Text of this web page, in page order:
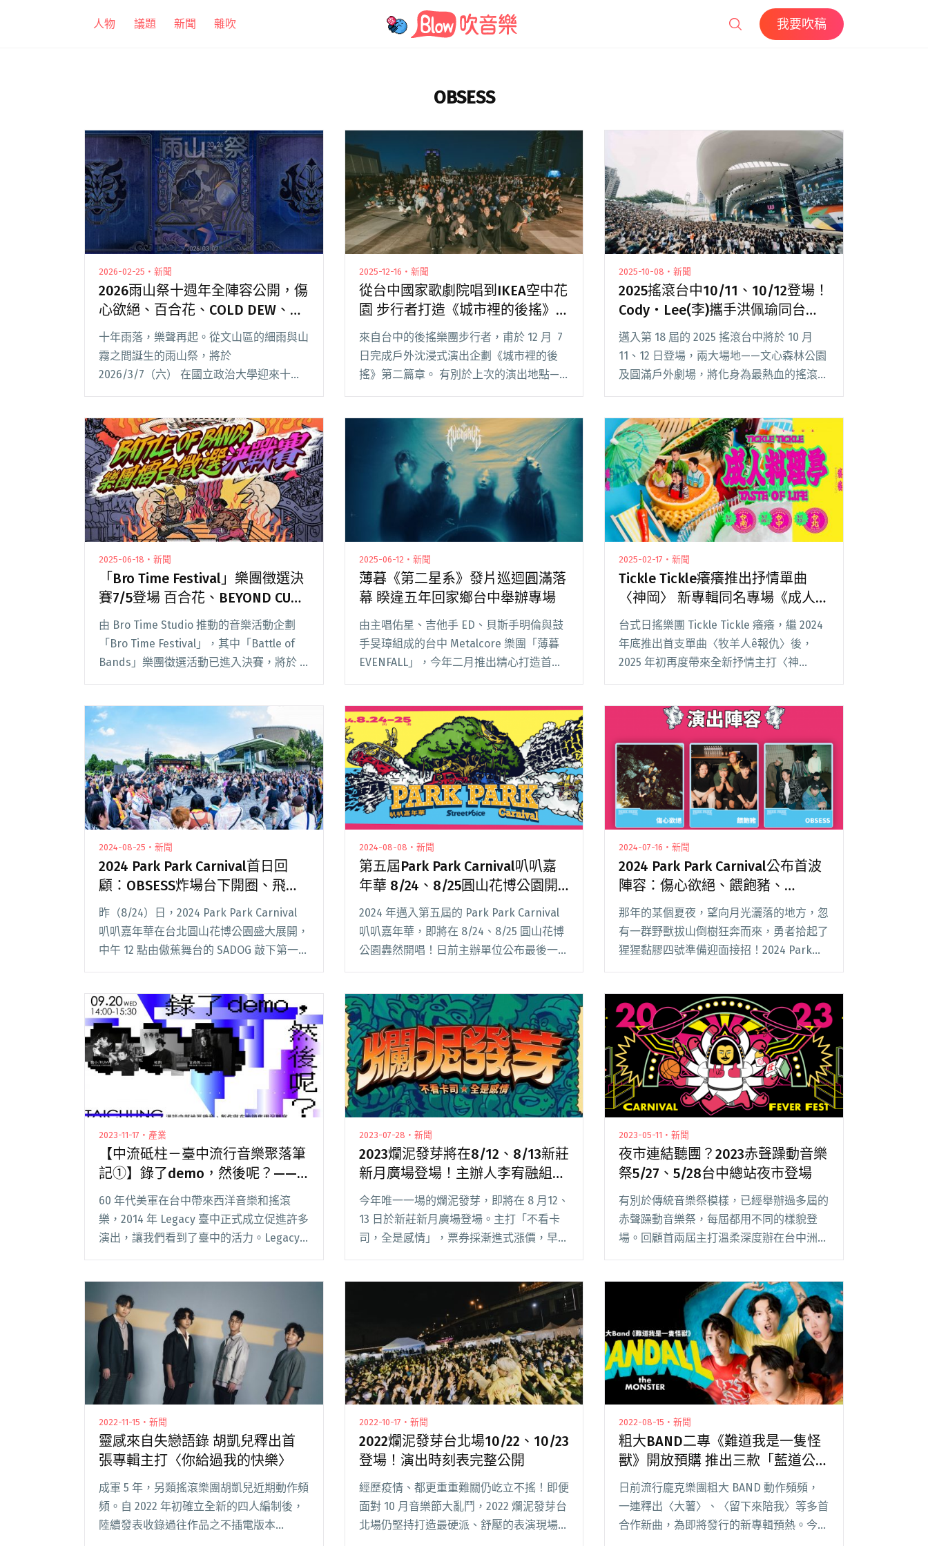
人物 議題 新聞 雜吹 我要吹稿
OBSESS
2026-02-25・新聞
2026雨山祭十週年全陣容公開，傷
心欲絕、百合花、COLD DEW、
That’s My Shhh等12組演出邀請樂
迷重返文山
十年雨落，樂聲再起。從文山區的細雨與山
霧之間誕生的雨山祭，將於
2026/3/7（六） 在國立政治大學迎來十週
年。本屆持續以「讓音樂曬乾雨季」為主
痴等 12 組獨立音樂代表性樂團及創作者，
並同步宣布新增閱讀全文 "2026雨山祭十週
年全陣容公開，傷心欲絕、百合花、COLD
DEW、That’s My Shhh等12組演出邀請樂
迷重返文山"
2025-12-16・新聞
從台中國家歌劇院唱到IKEA空中花
園 步行者打造《城市裡的後搖》
沉浸式專場
來自台中的後搖樂團步行者，甫於 12 月 7
日完成戶外沈浸式演出企劃《城市裡的後
搖》第二篇章。 有別於上次的演出地點——
臺中國家歌劇院，這次選在同樣作為台中重
中花園，希望透過自身音樂創作及環境佈閱
讀全文 "從台中國家歌劇院唱到IKEA空中花
園 步行者打造《城市裡的後搖》沉浸式專
2025-10-08・新聞
2025搖滾台中10/11、10/12登場！
Cody・Lee(李)攜手洪佩瑜同台共
演
邁入第 18 屆的 2025 搖滾台中將於 10 月
11、12 日登場，兩大場地——文心森林公園
及圓滿戶外劇場，將化身為最熱血的搖滾現
場。今年卡司全面公開，超過 50 組國內外
全程免費入場。 陣容包含閱讀全文 "2025搖
滾台中10/11、10/12登場！Cody・Lee(李)
攜手洪佩瑜同台共演"
2025-06-18・新聞
「Bro Time Festival」樂團徵選決
賽7/5登場 百合花、BEYOND CURE
擔任演出嘉賓
由 Bro Time Studio 推動的音樂活動企劃
「Bro Time Festival」，其中「Battle of
Bands」樂團徵選活動已進入決賽，將於 7
"「Bro Time Festival」樂團徵選決賽7/5登
場 百合花、BEYOND CURE擔任演出嘉賓"
2025-06-12・新聞
薄暮《第二星系》發片巡迴圓滿落
幕 睽違五年回家鄉台中舉辦專場
由主唱佑星、吉他手 ED、貝斯手明倫與鼓
手旻璋組成的台中 Metalcore 樂團「薄暮
EVENFALL」，今年二月推出精心打造首張
雲層，每一段旋律皆宛如電影畫面閱讀全文
"薄暮《第二星系》發片巡迴圓滿落幕 睽違
五年回家鄉台中舉辦專場"
2025-02-17・新聞
Tickle Tickle癢癢推出抒情單曲
〈神岡〉 新專輯同名專場《成人
料理亭》將於三月開跑
台式日搖樂團 Tickle Tickle 癢癢，繼 2024
年底推出首支單曲〈牧羊人ê報仇〉後，
2025 年初再度帶來全新抒情主打〈神
以濃厚的思鄉情懷，呼應農曆年閱讀全文
新專輯同名專場《成人料理亭》將於三月開
跑"
2024-08-25・新聞
2024 Park Park Carnival首日回
顧：OBSESS炸場台下開圈、飛機
降落聲替Gummy B開場
昨（8/24）日，2024 Park Park Carnival
叭叭嘉年華在台北圓山花博公園盛大展開，
中午 12 點由傲蕉舞台的 SADOG 敲下第一
2 閱讀全文 "2024 Park Park Carnival首日
回顧：OBSESS炸場台下開圈、飛機降落聲
替Gummy B開場"
2024-08-08・新聞
第五屆Park Park Carnival叭叭嘉
年華 8/24、8/25圓山花博公園開
唱！完整陣容、場域圖全公開
2024 年邁入第五屆的 Park Park Carnival
叭叭嘉年華，即將在 8/24、8/25 圓山花博
公園轟然開唱！日前主辦單位公布最後一波
等樂閱讀全文 "第五屆Park Park Carnival
叭叭嘉年華 8/24、8/25圓山花博公園開
唱！完整陣容、場域圖全公開"
2024-07-16・新聞
2024 Park Park Carnival公布首波
陣容：傷心欲絕、餵飽豬、
OBSESS 演出徵選延長至7/17
那年的某個夏夜，望向月光灑落的地方，忽
有一群野獸拔山倒樹狂奔而來，勇者拾起了
猩猩黏膠四號準備迎面接招！2024 Park
今日（7/15）公閱讀全文 "2024 Park Park
Carnival公布首波陣容：傷心欲絕、餵飽
豬、OBSESS 演出徵選延長至7/17"
2023-11-17・產業
【中流砥柱－臺中流行音樂聚落筆
記①】錄了demo，然後呢？——
漫談中部地區錄音、製作與在地銷
售現況觀察
60 年代美軍在台中帶來西洋音樂和搖滾
樂，2014 年 Legacy 臺中正式成立促進許多
演出，讓我們看到了臺中的活力。Legacy
音樂人對談＆觀眾們的交流，有更閱讀全文
"【中流砥柱－臺中流行音樂聚落筆記①】
錄了demo，然後呢？——漫談中部地區錄
音、製作與在地銷售現況觀察"
2023-07-28・新聞
2023爛泥發芽將在8/12、8/13新莊
新月廣場登場！主辦人李宥融組真
誠蝦店參戰
今年唯一一場的爛泥發芽，即將在 8 月12、
13 日於新莊新月廣場登場。主打「不看卡
司，全是感情」，票券採漸進式漲價，早買
場，地處邊緣、體制外，可以看見大批聽團
仔聚集閱讀全文 "2023爛泥發芽將在8/12、
8/13新莊新月廣場登場！主辦人李宥融組真
誠蝦店參戰"
2023-05-11・新聞
夜市連結聽團？2023赤聲躁動音樂
祭5/27、5/28台中總站夜市登場
有別於傳統音樂祭模樣，已經舉辦過多屆的
赤聲躁動音樂祭，每屆都用不同的樣貌登
場。回顧首兩屆主打溫柔深度辦在台中洲際
LEGACY。 結果今年更是打開腦洞，4 月份
釋出閱讀全文 "夜市連結聽團？2023赤聲躁
動音樂祭5/27、5/28台中總站夜市登場"
2022-11-15・新聞
靈感來自失戀語錄 胡凱兒釋出首
張專輯主打〈你給過我的快樂〉
成軍 5 年，另類搖滾樂團胡凱兒近期動作頻
頻。自 2022 年初確立全新的四人編制後，
陸續發表收錄過往作品之不插電版本
2022-10-17・新聞
2022爛泥發芽台北場10/22、10/23
登場！演出時刻表完整公開
經歷疫情、都更重重難關仍屹立不搖！即便
面對 10 月音樂節大亂鬥，2022 爛泥發芽台
北場仍堅持打造最硬派、舒壓的表演現場。
2022-08-15・新聞
粗大BAND二專《難道我是一隻怪
獸》開放預購 推出三款「藍道公
仔」吸引歌迷包色收藏
日前流行龐克樂團粗大 BAND 動作頻頻，
一連釋出〈大薯〉、〈留下來陪我〉等多首
合作新曲，為即將發行的新專輯預熱。今日